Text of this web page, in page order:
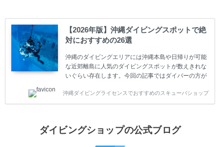
ててしまうと、せっかく楽しみにしていたスキューバ
ダイビングが台無しになり後悔することになってしま
うかもしれません。 又、スキューバダイビングは事故
のリスクがあるスポーツでもあります。もしかしたら
危険な思いをしてしまうかもしれません。 今回は現地
ダイビング...
【2026年版】沖縄ダイビングスポットで絶
対におすすめの26選
沖縄のダイビングエリアには沖縄本島や日帰りが可能
な近郊離島に人気のダイビングスポットが数えきれな
いぐらい存在します。今回の記事ではダイバーの方が
グスポットを紹介します。 当スクールは、沖縄本島で
は北谷町、嘉手納町、読谷村、恩納村、名護市、本部
案内しております。 ダイビングライセンスをお持ちの
沖縄ダイビングライセンスでおすすめのスキューバショップ
ダイビングショップの公式ブログ